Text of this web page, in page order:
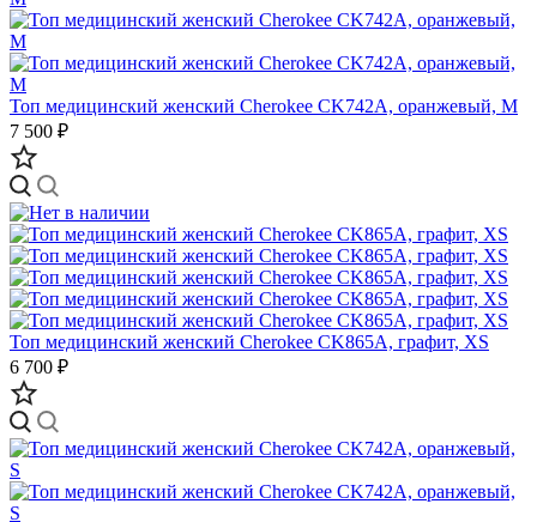
Топ медицинский женский Cherokee CK742A, оранжевый, M
7 500 ₽
Топ медицинский женский Cherokee CK865A, графит, XS
6 700 ₽